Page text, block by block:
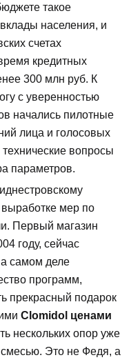
такое
населения, и
счетах
кредитных
300 млн руб. К
с уверенностью
начались пилотные
лица и голосовых
вопросы
параметров.
мер по
Первый магазин
году, сейчас
самом деле
программ,
прекрасный подарок
Clomidol ценами
нескольких опор уже
смесью. Это не Федя, а